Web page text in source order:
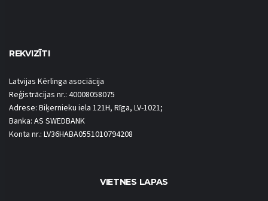
REKVIZĪTI
Latvijas Kērlinga asociācija
Reģistrācijas nr.: 40008058075
Adrese: Biķernieku iela 121H, Rīga, LV-1021;
Banka: AS SWEDBANK
Konta nr.: LV36HABA0551010794208
VIETNES LAPAS